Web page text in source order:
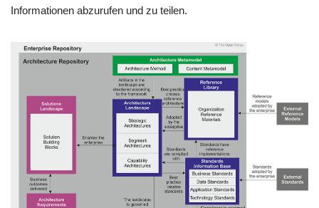
Informationen abzurufen und zu teilen.